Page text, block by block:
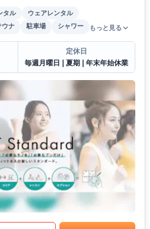
タル
ウェアレンタル
ウナ 駐車場 シャワー もっと見る
定休日
毎週月曜日❘夏期❘年末年始休業